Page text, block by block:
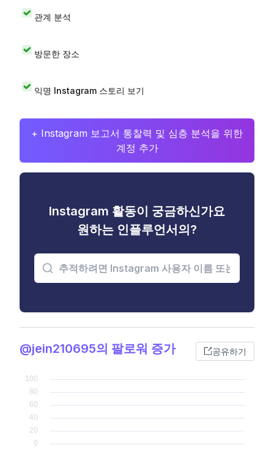
관계 분석
방문한 장소
익명 Instagram 스토리 보기
+ Instagram 보고서 통찰력 및 심층 분석을 위한
계정 추가
Instagram 활동이 궁금하신가요
원하는 인플루언서의?
@jein210695의 팔로워 증가 공유하기